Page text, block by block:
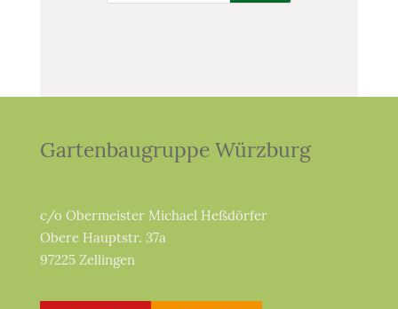
Gartenbaugruppe Würzburg
c/o Obermeister Michael Heßdörfer
Obere Hauptstr. 37a
97225 Zellingen